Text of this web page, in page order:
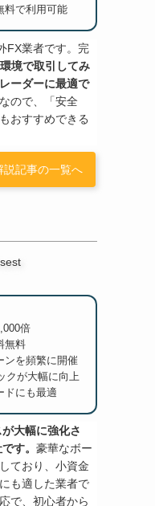
料で利用可能
FX業者です。完
環境で取引してみ
ーダーに最適で
ので、「安全
おすすめできる
説記事の一覧へ
倍
無料
ンを頻繁に開催
クが大幅に向上
ドにも最適
大幅に強化さ
す。 豪華なボー
ており、小資金
も適した業者で
で、初心者から